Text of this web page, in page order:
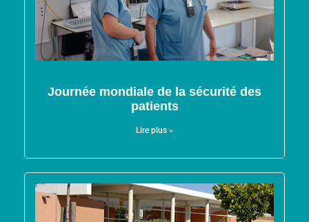
Journée mondiale de la sécurité des
patients
Lire plus »